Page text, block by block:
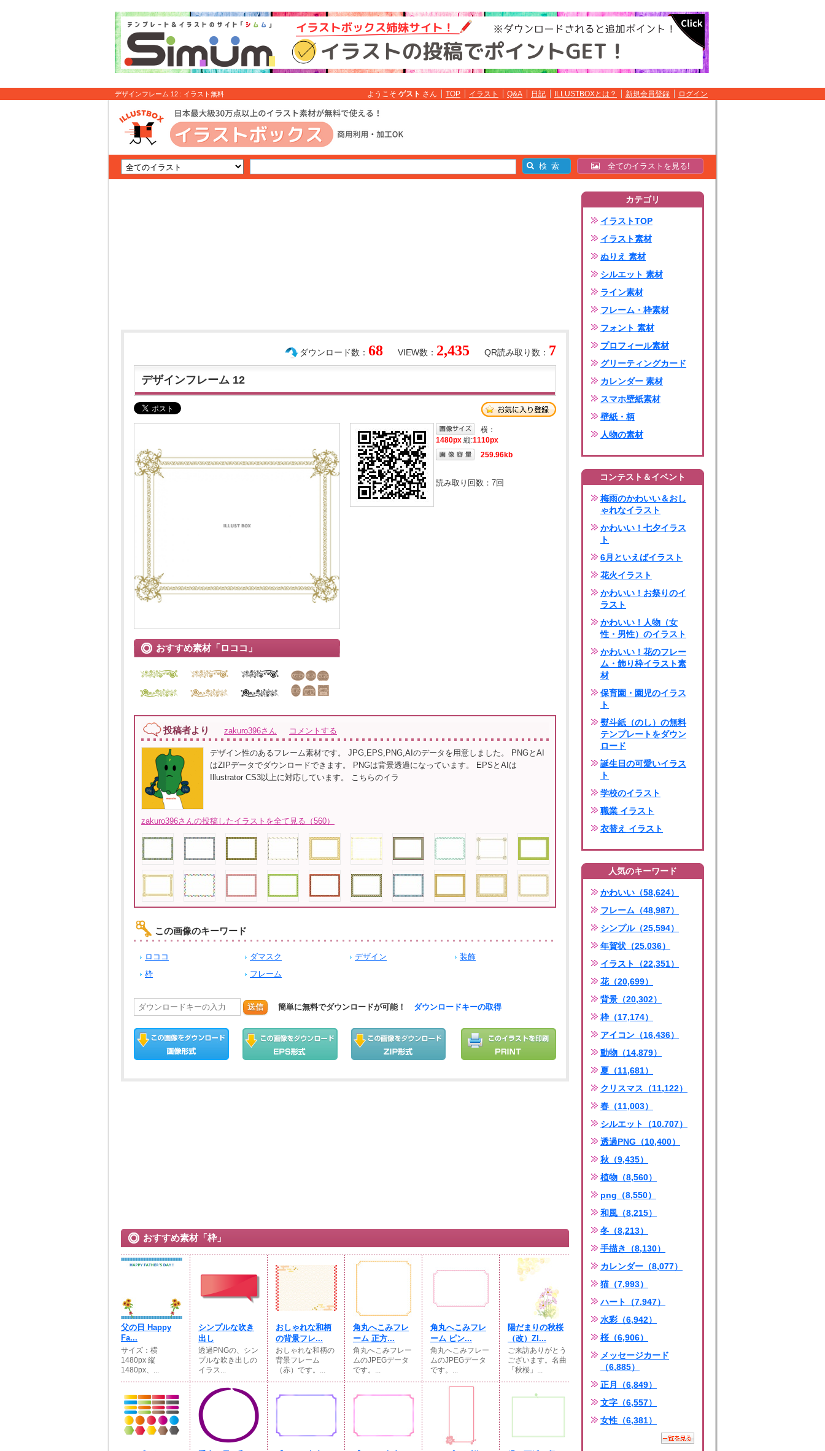
デザインフレーム 12 : イラスト無料 ようこそ ゲスト さん TOP イラスト Q&A 日記 ILLUSTBOXとは？ 新規会員登録 ログイン
全てのイラストを見る!
QR読み取り数： 7
VIEW数： 2,435
ダウンロード数： 68
デザインフレーム 12
おすすめ素材「ロココ」
横：
1480px 縦:1110px
259.96kb
読み取り回数： 7回
投稿者より zakuro396さん コメントする
デザイン性のあるフレーム素材です。 JPG,EPS,PNG,AIのデータを用意しました。 PNGとAI
はZIPデータでダウンロードできます。 PNGは背景透過になっています。 EPSとAIは
Illustrator CS3以上に対応しています。 こちらのイラ
zakuro396さんの投稿したイラストを全て見る（560）
この画像のキーワード
ロココ ダマスク デザイン
装飾
枠
フレーム
送信 簡単に無料でダウンロードが可能！ ダウンロードキーの取得
おすすめ素材「枠」
父の日 Happy
Fa...
サイズ：横
1480px 縦
1480px、...
シンプルな吹き
出し
透過PNGの、シン
プルな吹き出しの
イラス...
おしゃれな和柄
の背景フレ...
おしゃれな和柄の
背景フレーム
（赤）です。...
角丸へこみフレ
ーム 正方...
角丸へこみフレー
ムのJPEGデータ
です。...
角丸へこみフレ
ーム ピン...
角丸へこみフレー
ムのJPEGデータ
です。...
陽だまりの秋桜
（改）ZI...
ご来訪ありがとう
ございます。名曲
「秋桜」...
カテゴリ
イラストTOP
イラスト素材
ぬりえ 素材
シルエット 素材
ライン素材
フレーム・枠素材
フォント 素材
プロフィール素材
グリーティングカード
カレンダー 素材
スマホ壁紙素材
壁紙・柄
人物の素材
コンテスト＆イベント
梅雨のかわいい＆おし
ゃれなイラスト
かわいい！七夕イラス
ト
6月といえばイラスト
花火イラスト
かわいい！お祭りのイ
ラスト
かわいい！人物（女
性・男性）のイラスト
かわいい！花のフレー
ム・飾り枠イラスト素
材
保育園・園児のイラス
ト
熨斗紙（のし）の無料
テンプレートをダウン
ロード
誕生日の可愛いイラス
ト
学校のイラスト
職業 イラスト
衣替え イラスト
人気のキーワード
かわいい（58,624）
フレーム（48,987）
シンプル（25,594）
年賀状（25,036）
イラスト（22,351）
花（20,699）
背景（20,302）
枠（17,174）
アイコン（16,436）
動物（14,879）
夏（11,681）
クリスマス（11,122）
春（11,003）
シルエット（10,707）
透過PNG（10,400）
秋（9,435）
植物（8,560）
png（8,550）
和風（8,215）
冬（8,213）
手描き（8,130）
カレンダー（8,077）
猫（7,993）
ハート（7,947）
水彩（6,942）
桜（6,906）
メッセージカード
（6,885）
正月（6,849）
文字（6,557）
女性（6,381）